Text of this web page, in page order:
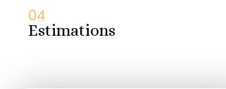
04
Estimations